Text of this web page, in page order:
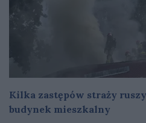
Kilka zastępów straży
budynek mieszkalny